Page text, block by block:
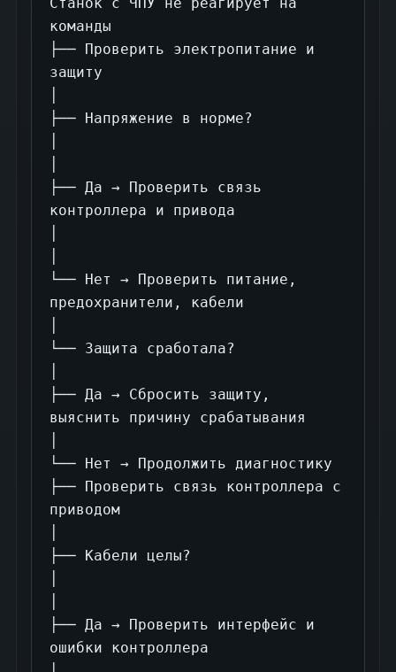
команды
├── Проверить электропитание и
защиту
├── Напряжение в норме?
├── Да → Проверить связь
контроллера и привода
└── Нет → Проверить питание,
предохранители, кабели
└── Защита сработала?
├── Да → Сбросить защиту,
выяснить причину срабатывания
└── Нет → Продолжить диагностику
├── Проверить связь контроллера с
приводом
├── Кабели целы?
├── Да → Проверить интерфейс и
ошибки контроллера